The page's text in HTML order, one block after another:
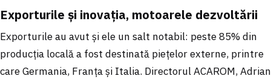
Exporturile și inovația, motoarele dezvoltării
Exporturile au avut și ele un salt notabil: peste 85% din
producția locală a fost destinată piețelor externe, printre
care Germania, Franța și Italia. Directorul ACAROM, Adrian